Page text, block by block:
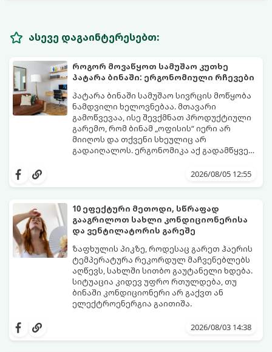
ასევე დაგაინტერესებთ:
როგორ მოვაწყოთ სამუშაო კუთხე
პატარა ბინაში: ერგონომიული რჩევები
პატარა ბინაში სამუშაო სივრცის მოწყობა
ნამდვილი ხელოვნებაა. მთავარი
გამოწვევაა, ისე შევქმნათ პროდუქტიული
გარემო, რომ ბინამ „ოფისის“ იერი არ
მიიღოს და თქვენი სხეულიც არ
გადაიღალოს. ერგონომიკა აქ გადამწყვეტ
2026/08/05 12:55
10 ეფექტური მეთოდი, სწრაფად
გააგრილოთ სახლი კონდიციონერისა
და ვენტილატორის გარეშე
ზაფხულის პიკზე, როდესაც გარეთ ჰაერის
ტემპერატურა რეკორდულ მაჩვენებლებს
აღწევს, სახლში სითბო გაუტანელი ხდება.
სიტუაცია კიდევ უფრო რთულდება, თუ
ბინაში კონდიციონერი არ გაქვთ ან
ელექტროენერგია გაითიშა.
კანონები და გამოცდილი ყოფითი ხრიკები,
2026/08/03 14:38